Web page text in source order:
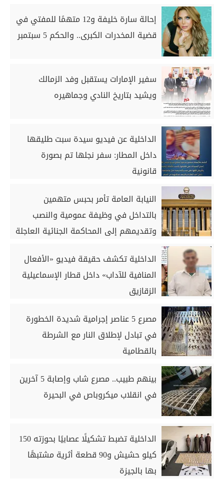
إحالة سارة خليفة و12 متهمًا للمفتي في
قضية المخدرات الكبرى.. والحكم 5 سبتمبر
سفير الإمارات يستقبل وفد الزمالك
ويشيد بتاريخ النادي وجماهيره
الداخلية عن فيديو سيدة سبت طليقها
داخل المطار: سفر نجلها تم بصورة
قانونية
النيابة العامة تأمر بحبس متهمين
بالتداخل في وظيفة عمومية والنصب
وتقديمهم إلى المحاكمة الجنائية العاجلة
الداخلية تكشف حقيقة فيديو «الأفعال
المنافية للآداب» داخل قطار الإسماعيلية
الزقازيق
مصرع 5 عناصر إجرامية شديدة الخطورة
في تبادل لإطلاق النار مع الشرطة
بالقطامية
بينهم طبيب.. مصرع شاب وإصابة 5 آخرين
في انقلاب ميكروباص في البحيرة
الداخلية تضبط تشكيلًا عصابيًا بحوزته 150
كيلو حشيش و90 قطعة أثرية مشتبهًا
بها بالجيزة